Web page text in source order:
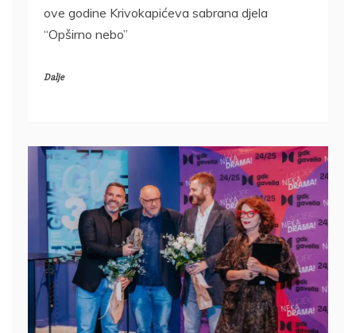
ove godine Krivokapićeva sabrana djela
“Opširno nebo”
Dalje